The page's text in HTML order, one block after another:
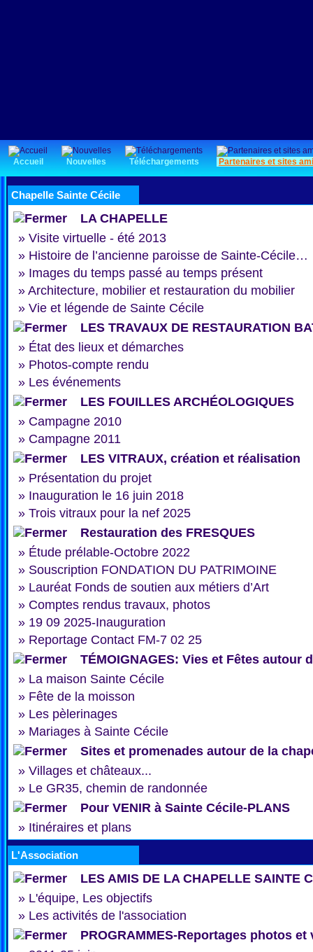
Accueil Nouvelles Téléchargements Partenaires et sites
Chapelle Sainte Cécile
LA CHAPELLE
» Visite virtuelle - été 2013
» Histoire de l’ancienne paroisse de Sainte-Cécile…
» Images du temps passé au temps présent
» Architecture, mobilier et restauration du mobilier
» Vie et légende de Sainte Cécile
LES TRAVAUX DE RESTAURATION
» État des lieux et démarches
» Photos-compte rendu
» Les événements
LES FOUILLES ARCHÉOLOGIQUES
» Campagne 2010
» Campagne 2011
LES VITRAUX, création et réalisation
» Présentation du projet
» Inauguration le 16 juin 2018
» Trois vitraux pour la nef 2025
Restauration des FRESQUES
» Étude prélable-Octobre 2022
» Souscription FONDATION DU PATRIMOINE
» Lauréat Fonds de soutien aux métiers d’Art
» Comptes rendus travaux, photos
» 19 09 2025-Inauguration
» Reportage Contact FM-7 02 25
TÉMOIGNAGES: Vies et Fêtes autour
» La maison Sainte Cécile
» Fête de la moisson
» Les pèlerinages
» Mariages à Sainte Cécile
Sites et promenades autour de la
» Villages et châteaux...
» Le GR35, chemin de randonnée
Pour VENIR à Sainte Cécile-PLANS
» Itinéraires et plans
L'Association
LES AMIS DE LA CHAPELLE SAINTE
» L'équipe, Les objectifs
» Les activités de l'association
PROGRAMMES-Reportages photos et